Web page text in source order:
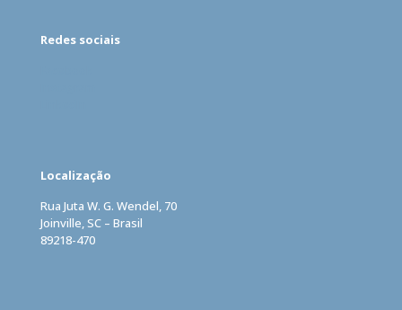
Redes sociais
Localização
Rua Juta W. G. Wendel, 70
Joinville, SC – Brasil
89218-470